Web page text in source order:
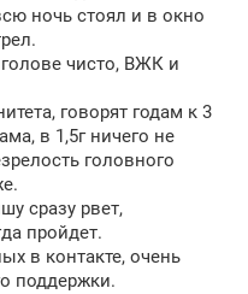
ночь стоял и в окно
чисто, ВЖК и
говорят годам к 3
в 1,5г ничего не
головного
сразу рвет,
пройдет.
в контакте, очень
поддержки.